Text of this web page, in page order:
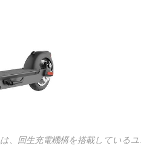
、回生充電機構を搭載している